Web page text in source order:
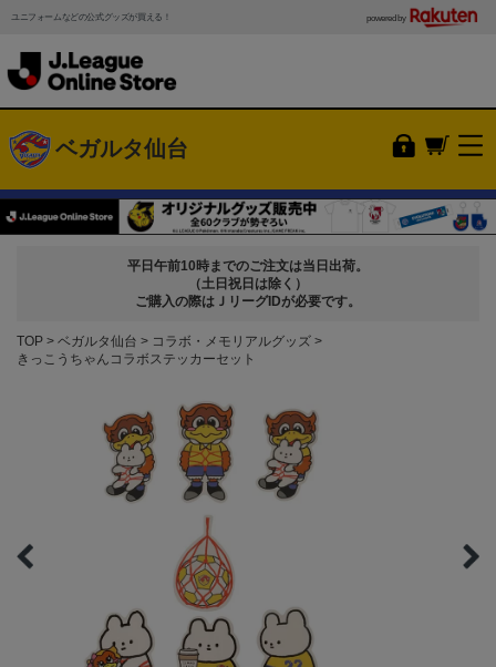
ユニフォームなどの公式グッズが買える！ powered by
ベガルタ仙台
平日午前10時までのご注文は当日出荷。
（土日祝日は除く）
ご購入の際はＪリーグIDが必要です。
TOP ベガルタ仙台
コラボ・メモリアルグッズ
きっこうちゃんコラボステッカーセット